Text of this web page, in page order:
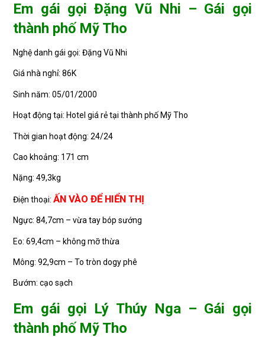
Em gái gọi Đặng Vũ Nhi – Gái gọi
thành phố Mỹ Tho
Nghệ danh gái gọi: Đặng Vũ Nhi
Giá nhà nghỉ: 86K
Sinh năm: 05/01/2000
Hoạt động tại: Hotel giá rẻ tại thành phố Mỹ Tho
Thời gian hoạt động: 24/24
Cao khoảng: 171 cm
Nặng: 49,3kg
Điện thoại:ẤN VÀO ĐỂ HIỂN THỊ
Ngực: 84,7cm – vừa tay bóp sướng
Eo: 69,4cm – không mỡ thừa
Mông: 92,9cm – To tròn dogy phê
Bướm: cạo sạch
Em gái gọi Lý Thúy Nga – Gái gọi
thành phố Mỹ Tho